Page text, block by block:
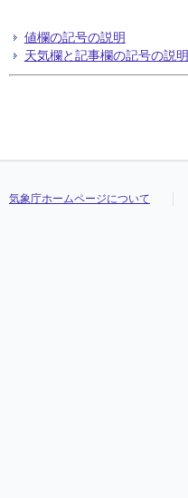
24
24
24
24
値欄の記号の説明
天気欄と記事欄の記号の説明
気象庁ホームページについて